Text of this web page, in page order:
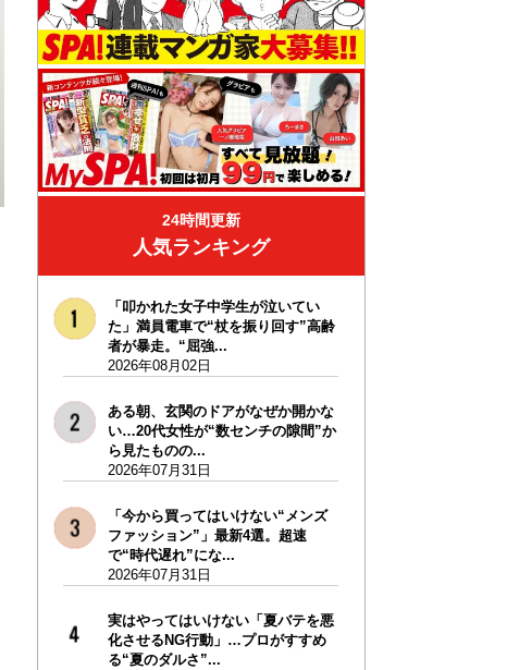
24時間更新
人気ランキング
「叩かれた女子中学生が泣いてい
た」満員電車で“杖を振り回す”高齢
者が暴走。“屈強...
2026年08月02日
ある朝、玄関のドアがなぜか開かな
い…20代女性が“数センチの隙間”か
ら見たものの...
2026年07月31日
「今から買ってはいけない“メンズ
ファッション”」最新4選。超速
で“時代遅れ”にな...
2026年07月31日
実はやってはいけない「夏バテを悪
化させるNG行動」…プロがすすめ
る“夏のダルさ”...